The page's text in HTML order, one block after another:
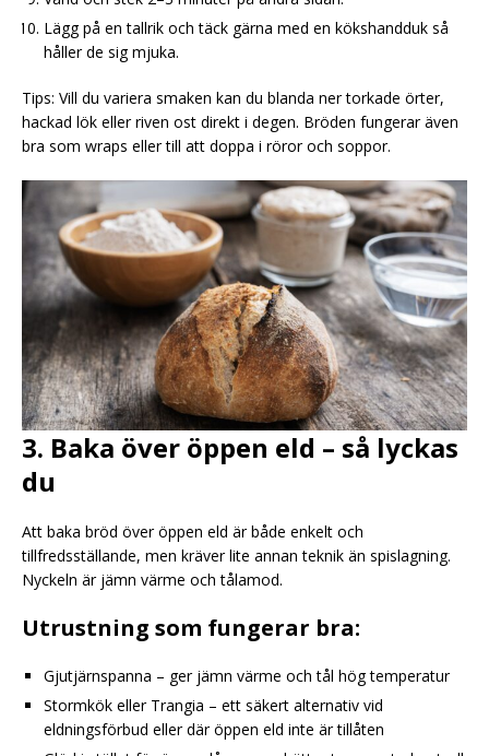
Lägg på en tallrik och täck gärna med en kökshandduk så
håller de sig mjuka.
Tips: Vill du variera smaken kan du blanda ner torkade örter,
hackad lök eller riven ost direkt i degen. Bröden fungerar även
bra som wraps eller till att doppa i röror och soppor.
3. Baka över öppen eld – så lyckas
du
Att baka bröd över öppen eld är både enkelt och
tillfredsställande, men kräver lite annan teknik än spislagning.
Nyckeln är jämn värme och tålamod.
Utrustning som fungerar bra:
Gjutjärnspanna – ger jämn värme och tål hög temperatur
Stormkök eller Trangia – ett säkert alternativ vid
eldningsförbud eller där öppen eld inte är tillåten